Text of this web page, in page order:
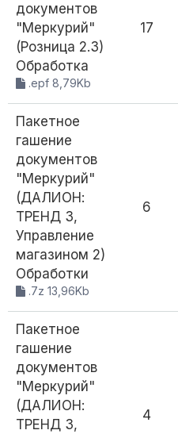
документов
"Меркурий"
(Розница 2.3)
Обработка
.epf 8,79Kb
17
Пакетное
гашение
документов
"Меркурий"
(ДАЛИОН:
ТРЕНД 3,
Управление
магазином 2)
Обработки
.7z 13,96Kb
6
Пакетное
гашение
документов
"Меркурий"
(ДАЛИОН:
ТРЕНД 3,
4